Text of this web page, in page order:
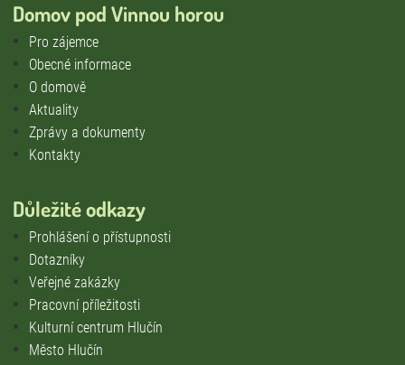
Domov pod Vinnou horou
Pro zájemce
Obecné informace
O domově
Aktuality
Zprávy a dokumenty
Kontakty
Důležité odkazy
Prohlášení o přístupnosti
Dotazníky
Veřejné zakázky
Pracovní příležitosti
Kulturní centrum Hlučín
Město Hlučín